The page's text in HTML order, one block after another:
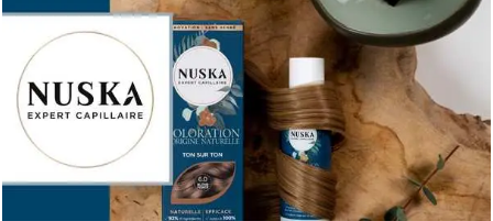
Liste des produits de la marque Nuska